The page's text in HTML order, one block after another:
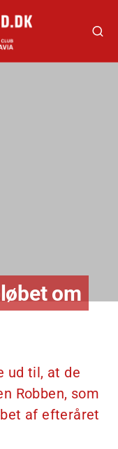
om
ud til, at de
Robben, som
af efteråret